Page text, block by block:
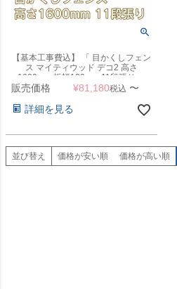
【基本工事費込】 「 目かくしフェン
ス マイティウッド デコ2 高さ
1600mm 板幅120mm 11段張り 」
【滋賀・京都・大阪のみ対応可能】
販売価格 ¥81,180税込 〜
詳細を見る
並び替え 価格が安い順 価格が高い順